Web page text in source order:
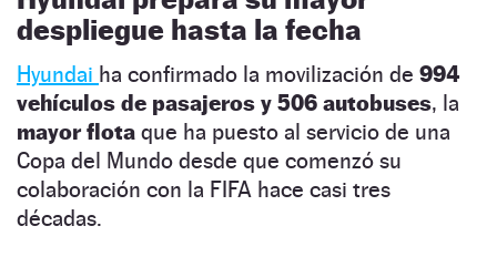
despliegue hasta la fecha
Hyundai ha confirmado la movilización de 994
vehículos de pasajeros y 506 autobuses, la
mayor flota que ha puesto al servicio de una
Copa del Mundo desde que comenzó su
colaboración con la FIFA hace casi tres
décadas.